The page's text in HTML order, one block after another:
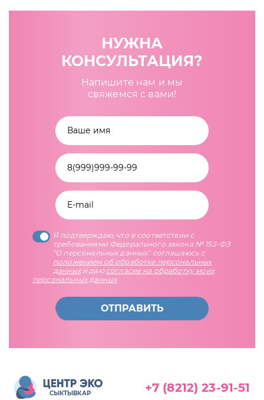
НУЖНА
КОНСУЛЬТАЦИЯ?
Напишите нам и мы
свяжемся с вами!
Я подтверждаю, что в соответствии с
требованиями Федерального закона № 152-ФЗ
"О персональных данных” соглашаюсь с
положением об обработке персональных
данныхи даю согласие на обработку моих
персональных данных
ОТПРАВИТЬ
СЫКТЫВКАР +7 (8212) 23-91-51